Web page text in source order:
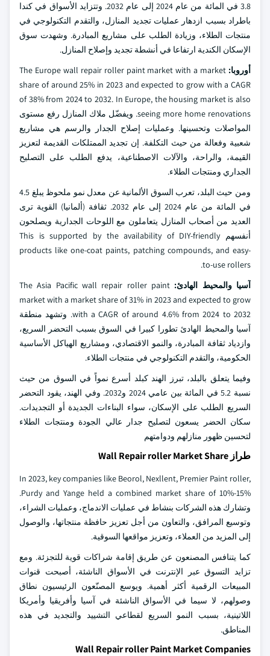
3.8 في المائة من عام 2024 إلى عام 2032. وتتزايد الأسواق في كندا
باطراد بسبب ازدهار عمليات تجديد المنازل، والتقدم التكنولوجي في
منتجات الطلاء، وزيادة الطلب على مشاريع المبادرة. وشهدت سوق
الإسكان الكندية ارتفاعا في أنشطة تجديد وإصلاح المنازل.
أوروبا: The Europe wall repair roller paint market with a market
share of around 25% in 2023 and expected to grow with a CAGR
of 38% from 2024 to 2032. In Europe, the housing market is also
seeing more home renovations. ويفضّل ملاك المنازل رفع مستوى
المواصلات وتحسينها. وعمليات إصلاح الجدار والرسم هي مشاريع
شعبية وفعالة من حيث التكلفة. إن تجديد الممتلكات القديمة لتعزيز
القيمة، والراحة، والآلات الاصطناعية، يدفع الطلب على التصليح
الجداري ومنتجات الطلاء.
ومن حيث البلد، تعرب السوق الألمانية عن معدل نمو ملحوظ يبلغ 4.5
في المائة من عام 2024 إلى عام 2032. ثقافة (ألمانيا) القوية ترى
العديد من أصحاب المنازل يتعاملون مع اللوحات الجدارية ويصلحون
أنفسهم This is supported by the availability of DIY-friendly
products like one-coat paints, patching compounds, and easy-
to-use rollers.
آسيا والمحيط الهادئ: The Asia Pacific wall repair roller paint
market with a market share of 31% in 2023 and expected to grow
with a CAGR of around 4.6% from 2024 to 2032. وتشهد منطقة
آسيا والمحيط الهادئ تطورا كبيرا في السوق بسبب التحضر السريع،
وازدياد ثقافة المبادرة، والنمو الاقتصادي، ومشاريع الهياكل الأساسية
الحكومية، والتقدم التكنولوجي في منتجات الطلاء.
وفيما يتعلق بالبلد، تبرز الهند كبلد أسرع نمواً في السوق من حيث
نسبة 5.2 في المائة بين عامي 2024 و2032. وفي الهند، يقود التحضر
السريع الطلب على الإسكان، سواء البناءات الجديدة أو التجديدات.
سكان الحضر يسعون لتصليح جدار عالي الجودة ومنتجات الطلاء
لتحسين ظهور منازلهم ودوامتهم
طراز Wall Repair roller Market Share
In 2023, key companies like Beorol, Nexllent, Premier Paint roller,
Purdy and Yange held a combined market share of 10%-15%.
وتشارك هذه الشركات بنشاط في عمليات الاندماج، وعمليات الشراء،
وتوسيع المرافق، والتعاون من أجل تعزيز حافظة منتجاتها، والوصول
إلى المزيد من العملاء، وتعزيز مواقعها السوقية.
كما يتنافس المصنعون عن طريق إقامة شراكات قوية للتجزئة. ومع
تزايد التسوق عبر الإنترنت في الأسواق الناشئة، أصبحت قنوات
المبيعات الرقمية أكثر أهمية. ويوسع المصنّعون الرئيسيون نطاق
وصولهم، لا سيما في الأسواق الناشئة في آسيا وأفريقيا وأمريكا
اللاتينية، بسبب النمو السريع لقطاعي التشييد والتجديد في هذه
المناطق.
Wall Repair roller Paint Market Companies